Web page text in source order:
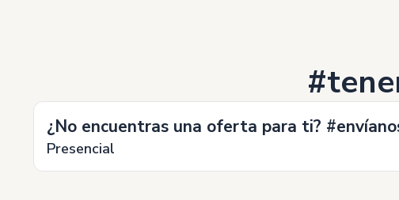
¿No encuentras una oferta para ti?
Presencial